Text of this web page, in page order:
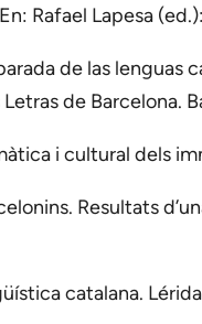
Rafael Lapesa
de las lenguas
de Barcelona.
i cultural dels
Resultats
catalana.